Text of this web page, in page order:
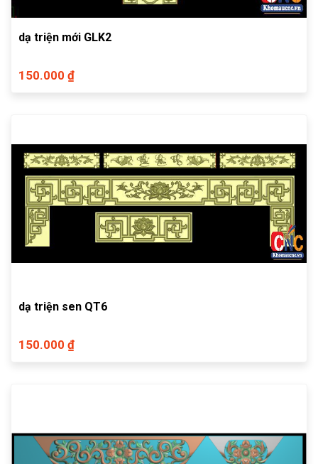
dạ triện mới GLK2
150.000 ₫
dạ triện sen QT6
150.000 ₫